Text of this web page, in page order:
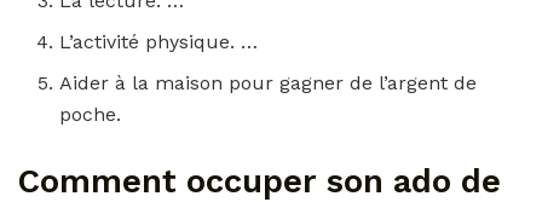
L’activité physique. …
Aider à la maison pour gagner de l’argent de
poche.
Comment occuper son ado de